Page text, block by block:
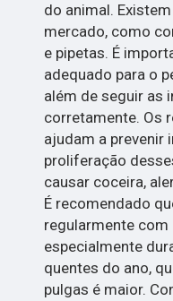
do animal.
mercado, como
e pipetas. É
adequado para o
além de seguir as
corretamente. Os
ajudam a prevenir
proliferação
causar coceira,
É recomendado
regularmente com
especialmente
quentes do ano,
pulgas é maior.